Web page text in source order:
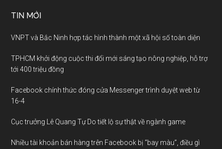
TIN MỚI
VNPT và Bắc Ninh hợp tác hình thành một xã hội số toàn diện
TPHCM khởi động cuộc thi đổi mới sáng tạo nông nghiệp, hỗ trợ
tới 400 triệu đồng
Facebook chính thức đóng cửa Messenger trình duyệt web từ
16-4
Cục trưởng Lê Quang Tự Do tiết lộ sự thật về ngành game
Nhiều tài khoản bán hàng trên Facebook bị “bay màu”, điều gì